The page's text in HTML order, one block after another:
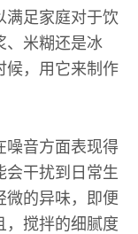
满足家庭对于饮
、米糊还是冰
候，用它来制作
噪音方面表现得
会干扰到日常生
微的异味，即便
，搅拌的细腻度